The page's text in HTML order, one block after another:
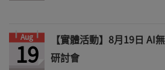
Aug
19
【實體活動】8月19日 AI
研討會